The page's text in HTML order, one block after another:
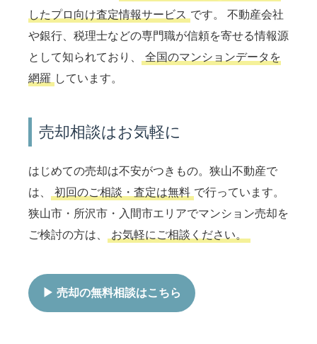
したプロ向け査定情報サービス です。 不動産会社
や銀行、税理士などの専門職が信頼を寄せる情報源
として知られており、
全国のマンションデータを
網羅 しています。
売却相談はお気軽に
はじめての売却は不安がつきもの。狭山不動産で
は、
初回のご相談・査定は無料 で行っています。
狭山市・所沢市・入間市エリアでマンション売却を
ご検討の方は、
お気軽にご相談ください。
▶ 売却の無料相談はこちら